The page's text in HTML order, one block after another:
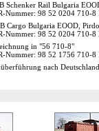
Schenker Rail Bulgaria
Nummer: 98 52 0204 710-8
Cargo Bulgaria EOOD,
Nummer: 98 52 0204 710-8
in "56 710-8"
Nummer: 98 52 1756 710-8
nach Deutschland